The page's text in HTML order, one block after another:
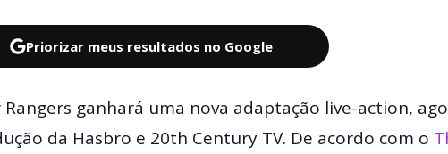
Priorizar meus resultados no Google
ganhará uma nova adaptação live-action,
da Hasbro e 20th Century TV. De acordo com o